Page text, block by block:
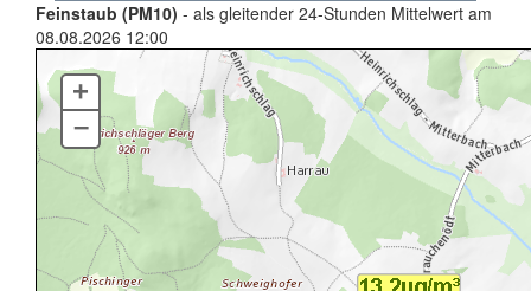
Feinstaub (PM10) - als gleitender 24-Stunden Mittelwert am
08.08.2026 12:00
+
–